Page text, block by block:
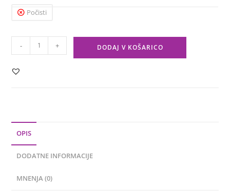
Počisti
- + DODAJ V KOŠARICO
OPIS
DODATNE INFORMACIJE
MNENJA (0)